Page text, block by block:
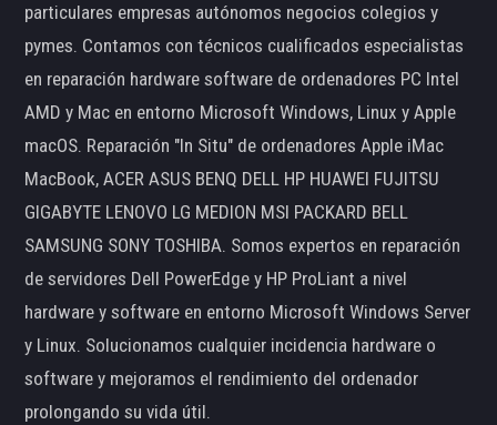
particulares empresas autónomos negocios colegios y
pymes. Contamos con técnicos cualificados especialistas
en reparación hardware software de ordenadores PC Intel
AMD y Mac en entorno Microsoft Windows, Linux y Apple
macOS. Reparación "In Situ" de ordenadores Apple iMac
MacBook, ACER ASUS BENQ DELL HP HUAWEI FUJITSU
GIGABYTE LENOVO LG MEDION MSI PACKARD BELL
SAMSUNG SONY TOSHIBA. Somos expertos en reparación
de servidores Dell PowerEdge y HP ProLiant a nivel
hardware y software en entorno Microsoft Windows Server
y Linux. Solucionamos cualquier incidencia hardware o
software y mejoramos el rendimiento del ordenador
prolongando su vida útil.